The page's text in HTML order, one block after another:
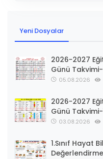
Yeni Dosyalar
2026-2027
Günü
05.08.2026
2026-2027
Günü Takvimi-
03.08.2026
1.Sınıf Hayat
Değerlendirme